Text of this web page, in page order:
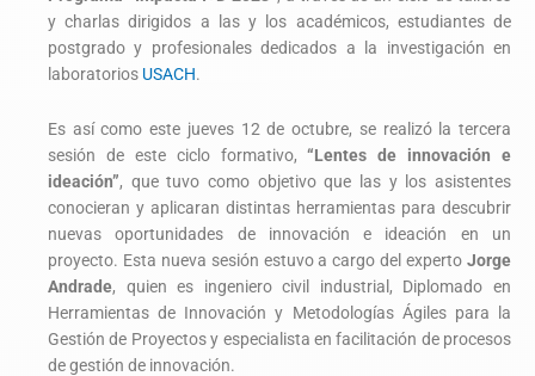
y charlas dirigidos a las y los académicos, estudiantes de
postgrado y profesionales dedicados a la investigación en
laboratorios USACH.
Es así como este jueves 12 de octubre, se realizó la tercera
sesión de este ciclo formativo,“Lentes de innovación e
ideación”, que tuvo como objetivo que las y los asistentes
conocieran y aplicaran distintas herramientas para descubrir
nuevas oportunidades de innovación e ideación en un
proyecto. Esta nueva sesión estuvo a cargo del experto Jorge
Andrade, quien es ingeniero civil industrial, Diplomado en
Herramientas de Innovación y Metodologías Ágiles para la
Gestión de Proyectos y especialista en facilitación de procesos
de gestión de innovación.